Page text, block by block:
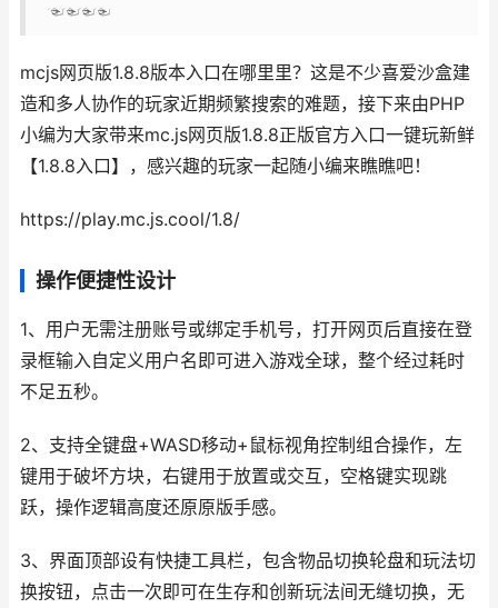
☜☜☜☜
mcjs网页版1.8.8版本入口在哪里里？这是不少喜爱沙盒建
造和多人协作的玩家近期频繁搜索的难题，接下来由PHP
小编为大家带来mc.js网页版1.8.8正版官方入口一键玩新鲜
【1.8.8入口】，感兴趣的玩家一起随小编来瞧瞧吧！
https://play.mc.js.cool/1.8/
操作便捷性设计
1、用户无需注册账号或绑定手机号，打开网页后直接在登
录框输入自定义用户名即可进入游戏全球，整个经过耗时
不足五秒。
2、支持全键盘+WASD移动+鼠标视角控制组合操作，左
键用于破坏方块，右键用于放置或交互，空格键实现跳
跃，操作逻辑高度还原原版手感。
3、界面顶部设有快捷工具栏，包含物品切换轮盘和玩法切
换按钮，点击一次即可在生存和创新玩法间无缝切换，无